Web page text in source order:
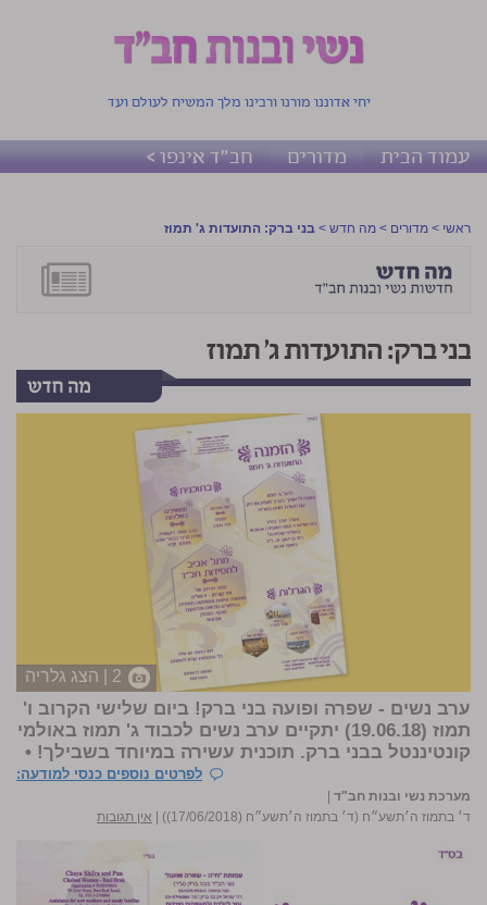
יחי אדוננו מורנו ורבינו מלך המשיח לעולם ועד
עמוד הבית מדורים חב"ד אינפו >
ראשי > מדורים > מה חדש > בני ברק: התועדות ג' תמוז
בני ברק: התועדות ג' תמוז
2 | הצג גלריה
ערב נשים - שפרה ופועה בני ברק! ביום שלישי הקרוב ו'
תמוז (19.06.18) יתקיים ערב נשים לכבוד ג' תמוז באולמי
קונטיננטל בבני ברק. תוכנית עשירה במיוחד בשבילך! •
לפרטים נוספים כנסי למודעה:
מערכת נשי ובנות חב"ד
ד׳ בתמוז ה׳תשע״ח (ד׳ בתמוז ה׳תשע״ח (17/06/2018))
אין תגובות